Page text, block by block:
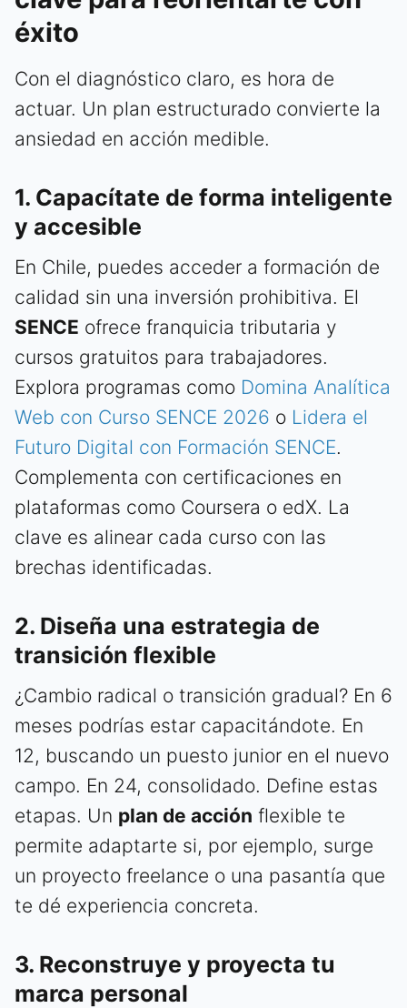
éxito
Con el diagnóstico claro, es hora de
actuar. Un plan estructurado convierte la
ansiedad en acción medible.
1. Capacítate de forma inteligente
y accesible
En Chile, puedes acceder a formación de
calidad sin una inversión prohibitiva. El
SENCE ofrece franquicia tributaria y
cursos gratuitos para trabajadores.
Explora programas como Domina Analítica
Web con Curso SENCE 2026 o Lidera el
Futuro Digital con Formación SENCE.
Complementa con certificaciones en
plataformas como Coursera o edX. La
clave es alinear cada curso con las
brechas identificadas.
2. Diseña una estrategia de
transición flexible
¿Cambio radical o transición gradual? En 6
meses podrías estar capacitándote. En
12, buscando un puesto junior en el nuevo
campo. En 24, consolidado. Define estas
etapas. Un plan de acción flexible te
permite adaptarte si, por ejemplo, surge
un proyecto freelance o una pasantía que
te dé experiencia concreta.
3. Reconstruye y proyecta tu
marca personal